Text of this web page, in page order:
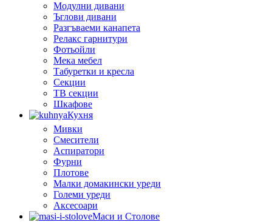
Модулни дивани
Ъглови дивани
Разгъваеми канапета
Релакс гарнитури
Фотьойли
Мека мебел
Табуретки и кресла
Секции
ТВ секции
Шкафове
Кухня
Мивки
Смесители
Аспиратори
Фурни
Плотове
Малки домакински уреди
Големи уреди
Аксесоари
Маси и Столове